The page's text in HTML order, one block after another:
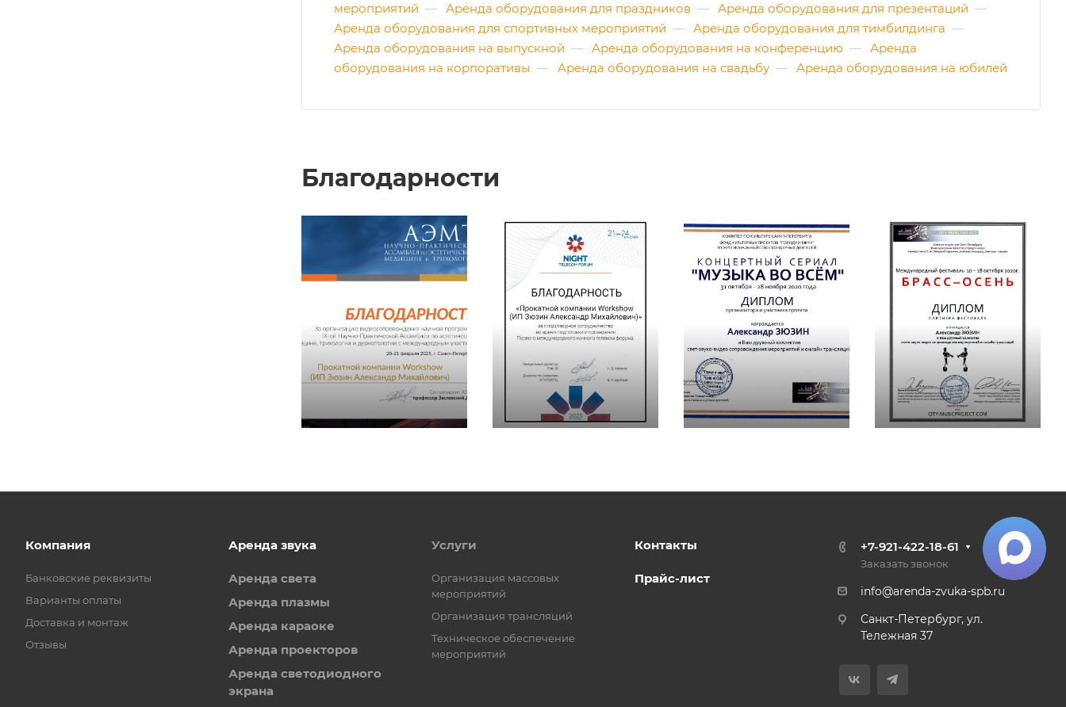
мероприятий — Аренда оборудования для праздников — Аренда оборудования для презентаций —
Аренда оборудования для спортивных мероприятий — Аренда оборудования для тимбилдинга —
Аренда оборудования на выпускной — Аренда оборудования на конференцию — Аренда
оборудования на корпоративы — Аренда оборудования на свадьбу — Аренда оборудования на юбилей
Благодарности
Компания
Банковские реквизиты
Варианты оплаты
Доставка и монтаж
Отзывы
Аренда звука
Аренда света
Аренда плазмы
Аренда караоке
Аренда проекторов
Аренда светодиодного
экрана
Услуги
Организация массовых
мероприятий
Организация трансляций
Техническое обеспечение
мероприятий
Контакты
Прайс-лист
+7-921-422-18-61
Заказать звонок
info@arenda-zvuka-spb.ru
Санкт-Петербург, ул.
Тележная 37